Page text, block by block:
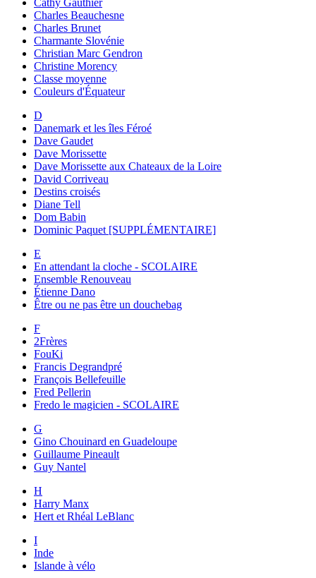
Cathy Gauthier
Charles Beauchesne
Charles Brunet
Charmante Slovénie
Christian Marc Gendron
Christine Morency
Classe moyenne
Couleurs d'Équateur
D
Danemark et les îles Féroé
Dave Gaudet
Dave Morissette
Dave Morissette aux Chateaux de la Loire
David Corriveau
Destins croisés
Diane Tell
Dom Babin
Dominic Paquet [SUPPLÉMENTAIRE]
E
En attendant la cloche - SCOLAIRE
Ensemble Renouveau
Étienne Dano
Être ou ne pas être un douchebag
F
2Frères
FouKi
Francis Degrandpré
François Bellefeuille
Fred Pellerin
Fredo le magicien - SCOLAIRE
G
Gino Chouinard en Guadeloupe
Guillaume Pineault
Guy Nantel
H
Harry Manx
Hert et Rhéal LeBlanc
I
Inde
Islande à vélo